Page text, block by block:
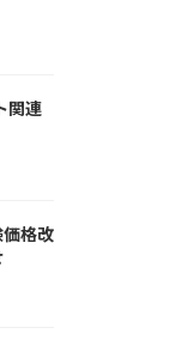
関連
格改